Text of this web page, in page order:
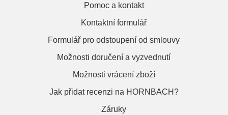
Pomoc a kontakt
Kontaktní formulář
Formulář pro odstoupení od smlouvy
Možnosti doručení a vyzvednutí
Možnosti vrácení zboží
Jak přidat recenzi na HORNBACH?
Záruky